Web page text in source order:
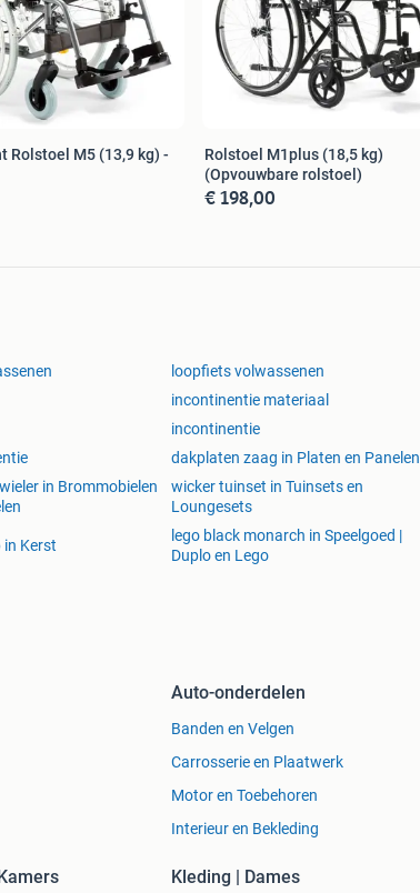
Rolstoel M5 (13,9 kg) -
Rolstoel M1plus (18,5 kg)
(Opvouwbare rolstoel)
€ 198,00
loopfiets volwassenen
incontinentie materiaal
incontinentie
dakplaten zaag in Platen en Panelen
in Brommobielen
wicker tuinset in Tuinsets en
Loungesets
Kerst
lego black monarch in Speelgoed |
Duplo en Lego
Auto-onderdelen
Banden en Velgen
Carrosserie en Plaatwerk
Motor en Toebehoren
Interieur en Bekleding
Kleding | Dames